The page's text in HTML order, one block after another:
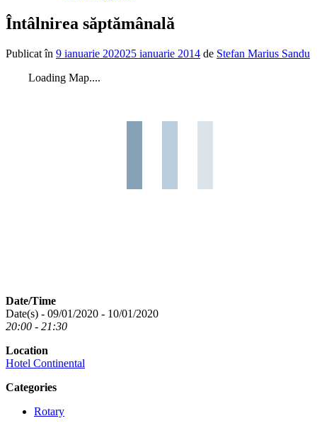
Întâlnirea săptămânală
Publicat în 9 ianuarie 202025 ianuarie 2014 de Stefan Marius Sandu
Loading Map....
Date/Time
Date(s) - 09/01/2020 - 10/01/2020
20:00 - 21:30
Location
Hotel Continental
Categories
Rotary